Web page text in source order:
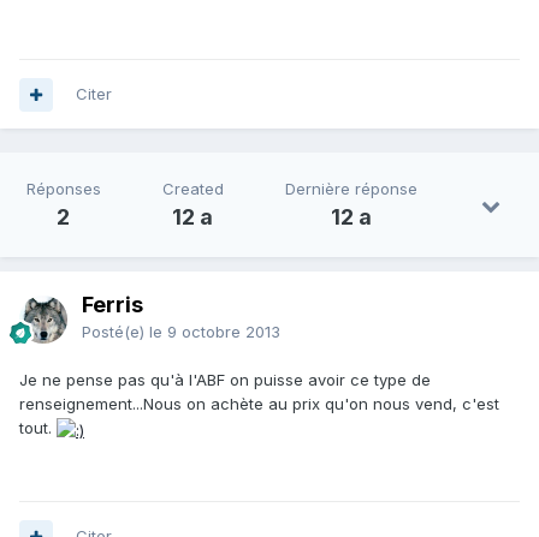
Citer
Réponses
2
Created
12 a
Dernière réponse
12 a
Ferris
Posté(e) le 9 octobre 2013
Je ne pense pas qu'à l'ABF on puisse avoir ce type de
renseignement...Nous on achète au prix qu'on nous vend, c'est
tout.